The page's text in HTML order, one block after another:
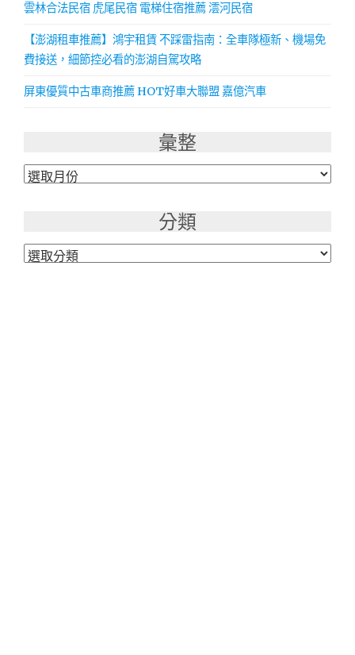
雲林合法民宿 虎尾民宿 電梯住宿推薦 澐河民宿
【澎湖租車推薦】鴻宇租賃 不踩雷指南：全車隊極新、機場免
費接送，細節控必看的澎湖自駕攻略
屏東優質中古車商推薦 HOT好車大聯盟 嘉億汽車
彙整
彙
分類
分